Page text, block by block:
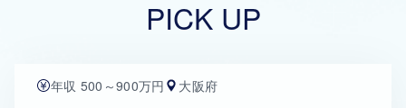
PICK UP
年収 500～900万円 大阪府